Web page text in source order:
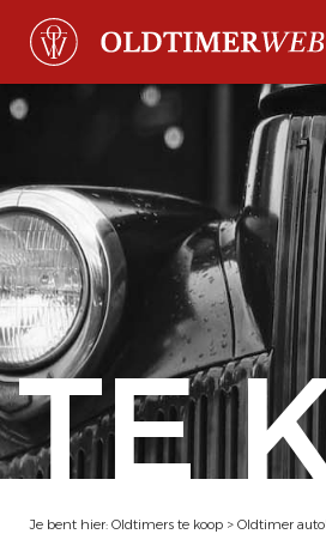
TE
Je bent hier: Oldtimers te koop > Oldtimer